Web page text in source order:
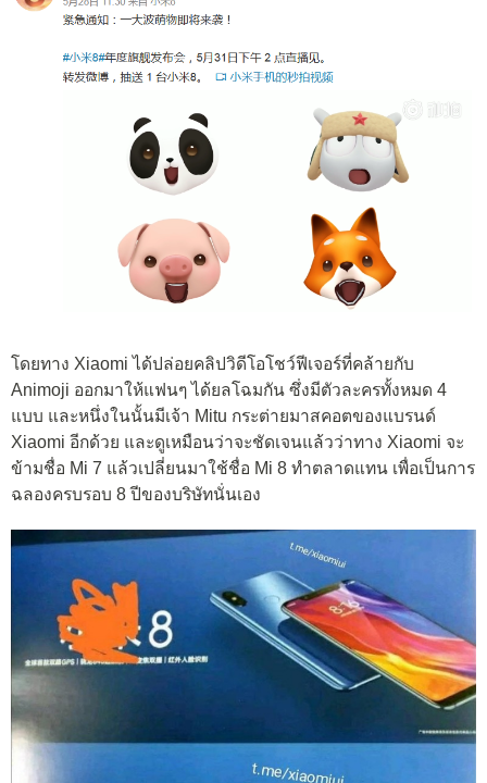
โดยทาง Xiaomi ได้ปล่อยคลิปวิดีโอโชว์ฟีเจอร์ที่คล้ายกับ
Animoji ออกมาให้แฟนๆ ได้ยลโฉมกัน ซึ่งมีตัวละครทั้งหมด 4
แบบ และหนึ่งในนั้นมีเจ้า Mitu กระต่ายมาสคอตของแบรนด์
Xiaomi อีกด้วย และดูเหมือนว่าจะชัดเจนแล้วว่าทาง Xiaomi จะ
ข้ามชื่อ Mi 7 แล้วเปลี่ยนมาใช้ชื่อ Mi 8 ทำตลาดแทน เพื่อเป็นการ
ฉลองครบรอบ 8 ปีของบริษัทนั่นเอง